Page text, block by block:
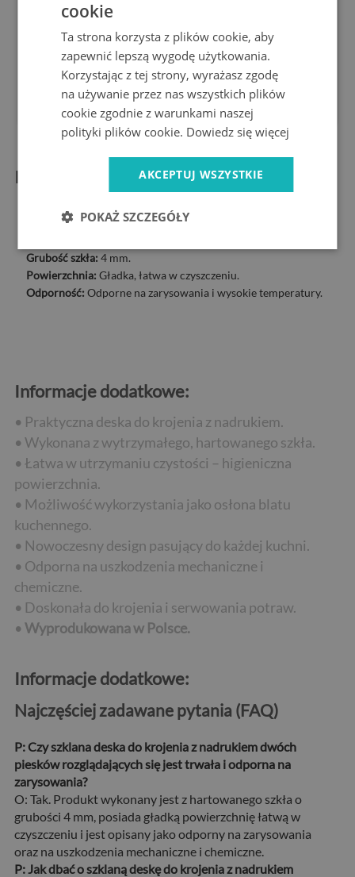
Jesteśmy
producentem
zwrot
Ekspresowa
dostawa
Bezpieczne
zakupy
1 rok
gwarancji
10 lat
na rynku
Informacje o produkcie:
Rozmiary: 80x52 cm, 2 sztuki 40x52 cm.
Grubość szkła: 4 mm.
Powierzchnia: Gładka, łatwa w czyszczeniu.
Odporność: Odporne na zarysowania i wysokie temperatury.
Informacje dodatkowe:
• Praktyczna deska do krojenia z nadrukiem.
• Wykonana z wytrzymałego, hartowanego szkła.
• Łatwa w utrzymaniu czystości – higieniczna
powierzchnia.
• Możliwość wykorzystania jako osłona blatu
kuchennego.
• Nowoczesny design pasujący do każdej kuchni.
• Odporna na uszkodzenia mechaniczne i
chemiczne.
• Doskonała do krojenia i serwowania potraw.
• Wyprodukowana w Polsce.
Informacje dodatkowe:
Najczęściej zadawane pytania (FAQ)
P: Czy szklana deska do krojenia z nadrukiem dwóch
piesków rozglądających się jest trwała i odporna na
zarysowania?
O: Tak. Produkt wykonany jest z hartowanego szkła o
grubości 4 mm, posiada gładką powierzchnię łatwą w
czyszczeniu i jest opisany jako odporny na zarysowania
oraz na uszkodzenia mechaniczne i chemiczne.
P: Jak dbać o szklaną deskę do krojenia z nadrukiem
cookie
Ta strona korzysta z plików cookie, aby
zapewnić lepszą wygodę użytkowania.
Korzystając z tej strony, wyrażasz zgodę
na używanie przez nas wszystkich plików
cookie zgodnie z warunkami naszej
polityki plików cookie. Dowiedz się więcej
AKCEPTUJ WSZYSTKIE
POKAŻ SZCZEGÓŁY